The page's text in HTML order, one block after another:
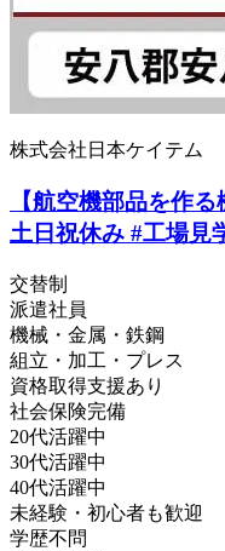
株式会社日本ケイテム
【航空機部品を作
土日祝休み #工場見
交替制
派遣社員
機械・金属・鉄鋼
組立・加工・プレス
資格取得支援あり
社会保険完備
20代活躍中
30代活躍中
40代活躍中
未経験・初心者も歓迎
学歴不問